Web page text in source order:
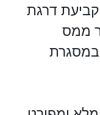
קביעת דרגת
ממס
במסגרת